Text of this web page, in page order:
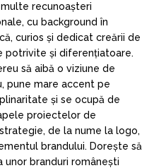
recunoașteri
cu background în
curios și dedicat creării de
potrivite și diferențiatoare.
să aibă o viziune de
pune mare accent pe
și se ocupă de
proiectelor de
de la nume la logo,
brandului. Dorește să
branduri românești